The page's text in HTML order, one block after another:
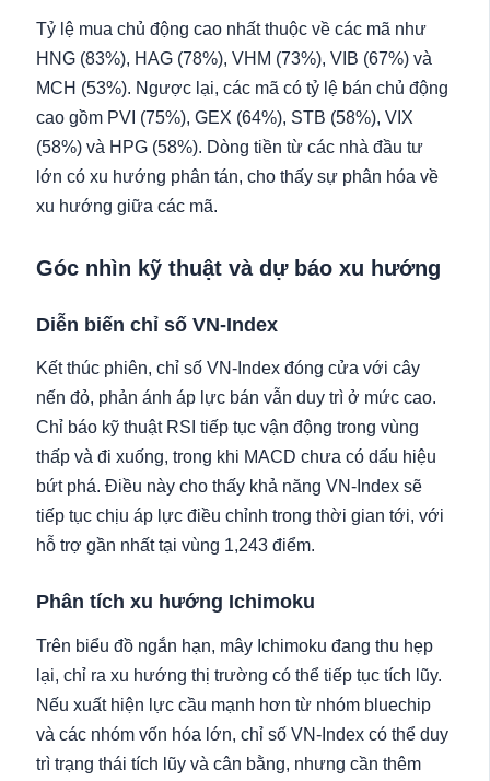
Tỷ lệ mua chủ động cao nhất thuộc về các mã như
HNG (83%), HAG (78%), VHM (73%), VIB (67%) và
MCH (53%). Ngược lại, các mã có tỷ lệ bán chủ động
cao gồm PVI (75%), GEX (64%), STB (58%), VIX
(58%) và HPG (58%). Dòng tiền từ các nhà đầu tư
lớn có xu hướng phân tán, cho thấy sự phân hóa về
xu hướng giữa các mã.
Góc nhìn kỹ thuật và dự báo xu hướng
Diễn biến chỉ số VN-Index
Kết thúc phiên, chỉ số VN-Index đóng cửa với cây
nến đỏ, phản ánh áp lực bán vẫn duy trì ở mức cao.
Chỉ báo kỹ thuật RSI tiếp tục vận động trong vùng
thấp và đi xuống, trong khi MACD chưa có dấu hiệu
bứt phá. Điều này cho thấy khả năng VN-Index sẽ
tiếp tục chịu áp lực điều chỉnh trong thời gian tới, với
hỗ trợ gần nhất tại vùng 1,243 điểm.
Phân tích xu hướng Ichimoku
Trên biểu đồ ngắn hạn, mây Ichimoku đang thu hẹp
lại, chỉ ra xu hướng thị trường có thể tiếp tục tích lũy.
Nếu xuất hiện lực cầu mạnh hơn từ nhóm bluechip
và các nhóm vốn hóa lớn, chỉ số VN-Index có thể duy
trì trạng thái tích lũy và cân bằng, nhưng cần thêm